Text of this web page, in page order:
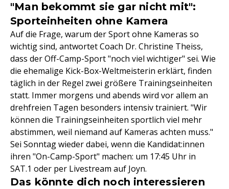
"Man bekommt sie gar nicht mit":
Sporteinheiten ohne Kamera
Auf die Frage, warum der Sport ohne Kameras so
wichtig sind, antwortet Coach Dr. Christine Theiss,
dass der Off-Camp-Sport "noch viel wichtiger" sei. Wie
die ehemalige Kick-Box-Weltmeisterin erklärt, finden
täglich in der Regel zwei größere Trainingseinheiten
statt. Immer morgens und abends wird vor allem an
drehfreien Tagen besonders intensiv trainiert. "Wir
können die Trainingseinheiten sportlich viel mehr
abstimmen, weil niemand auf Kameras achten muss."
Sei Sonntag wieder dabei, wenn die Kandidat:innen
ihren "On-Camp-Sport" machen: um 17:45 Uhr in
SAT.1 oder per Livestream auf Joyn.
Das könnte dich noch interessieren